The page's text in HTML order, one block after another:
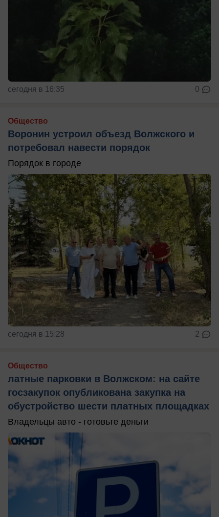
сегодня в 16:35 0
Общество
Воронин устроил объезд Волжского и
потребовал навести порядок
Порядок в городе
сегодня в 15:28 2
Общество
латные парковки в Волжском: на сайте
госзакупок опубликована закупка на
обустройство шести платных площадках
Владельцы авто - готовьте деньги